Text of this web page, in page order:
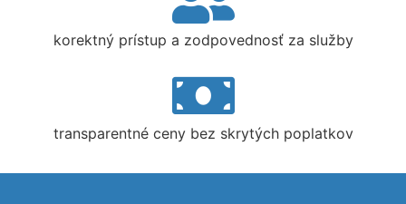
korektný prístup a zodpovednosť za služby
transparentné ceny bez skrytých poplatkov